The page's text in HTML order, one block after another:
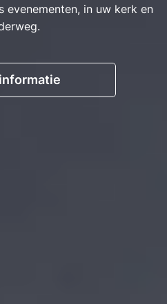
evenementen, in uw kerk en